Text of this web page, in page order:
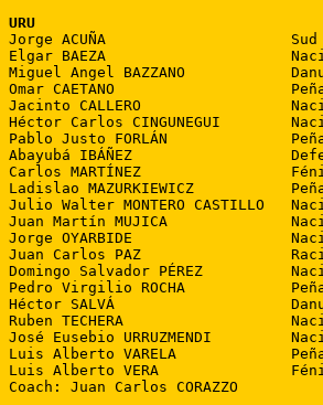
URU
Jorge ACUÑA                     Sud
Elgar BAEZA
Miguel Angel BAZZANO
Omar CAETANO
Jacinto CALLERO
Héctor Carlos CINGUNEGUI
Pablo Justo FORLÁN
Abayubá IBÁÑEZ
Carlos MARTÍNEZ
Ladislao MAZURKIEWICZ
Julio Walter MONTERO CASTILLO
Juan Martín MUJICA
Jorge OYARBIDE
Juan Carlos PAZ
Domingo Salvador PÉREZ
Pedro Virgilio ROCHA
Héctor SALVÁ
Ruben TECHERA
José Eusebio URRUZMENDI
Luis Alberto VARELA
Luis Alberto VERA
Coach: Juan Carlos CORAZZO